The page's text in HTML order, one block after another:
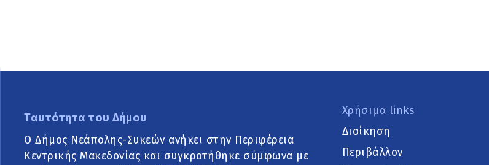
Ταυτότητα του Δήμου
Ο Δήμος Νεάπολης-Συκεών ανήκει στην Περιφέρεια
Κεντρικής Μακεδονίας και συγκροτήθηκε σύμφωνα με
Χρήσιμα links
Διοίκηση
Περιβάλλον